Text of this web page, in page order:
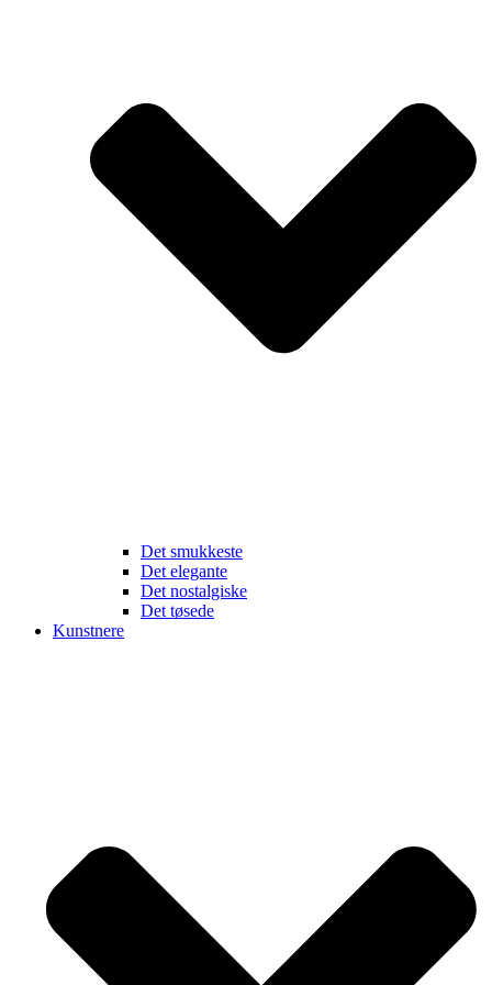
Det smukkeste
Det elegante
Det nostalgiske
Det tøsede
Kunstnere